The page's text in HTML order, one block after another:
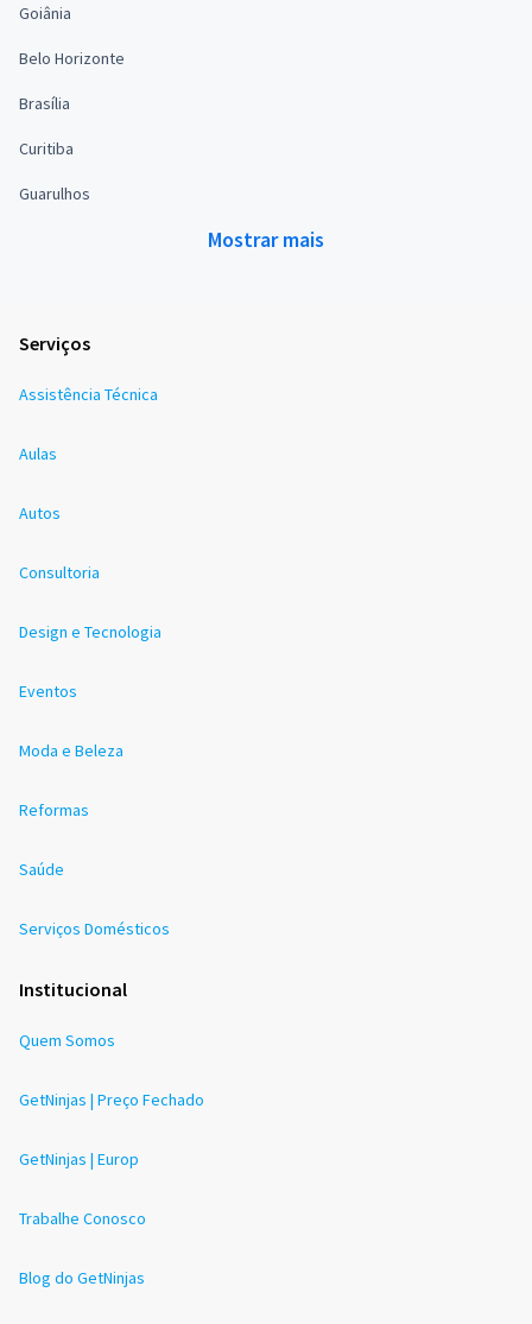
Goiânia
Belo Horizonte
Brasília
Curitiba
Guarulhos
Mostrar mais
Serviços
Assistência Técnica
Aulas
Autos
Consultoria
Design e Tecnologia
Eventos
Moda e Beleza
Reformas
Saúde
Serviços Domésticos
Institucional
Quem Somos
GetNinjas | Preço Fechado
GetNinjas | Europ
Trabalhe Conosco
Blog do GetNinjas